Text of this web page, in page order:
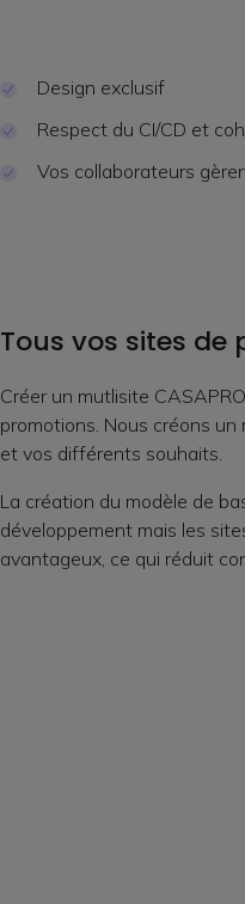
Design exclusif
Respect du CI/CD et
Vos collaborateurs
Tous vos sites de
Créer un mutlisite
promotions. Nous créons
et vos différents souhaits.
La création du modèle de
développement mais les
avantageux, ce qui réduit